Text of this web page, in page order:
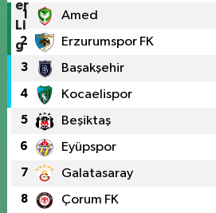
1 Amed
2 Erzurumspor FK
3 Başakşehir
4 Kocaelispor
5 Beşiktaş
6 Eyüpspor
7 Galatasaray
8 Çorum FK